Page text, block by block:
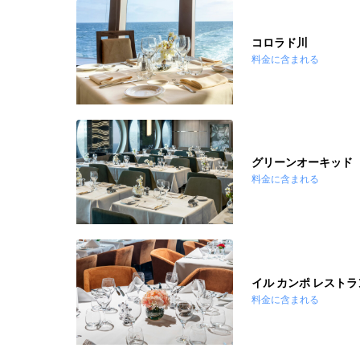
コロラド川
料金に含まれる
グリーンオーキッド
料金に含まれる
イル カンポ レストラ
料金に含まれる